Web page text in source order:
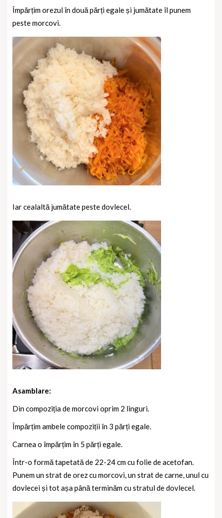
Împărțim orezul în două părți egale și jumătate îl punem
peste morcovi.
Iar cealaltă jumătate peste dovlecel.
Asamblare:
Din compoziția de morcovi oprim 2 linguri.
Împărțim ambele compoziții în 3 părți egale.
Carnea o împărțim în 5 părți egale.
Într-o formă tapetată de 22-24 cm cu folie de acetofan.
Punem un strat de orez cu morcovi, un strat de carne, unul cu
dovlecei și tot așa până terminăm cu stratul de dovlecel.